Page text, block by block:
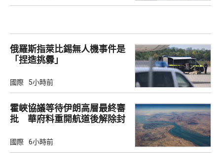
俄羅斯指萊比錫無人機事件是
「捏造挑釁」
國際 5小時前
霍峽協議等待伊朗高層最終審
批 華府料重開航道後解除封
國際 6小時前